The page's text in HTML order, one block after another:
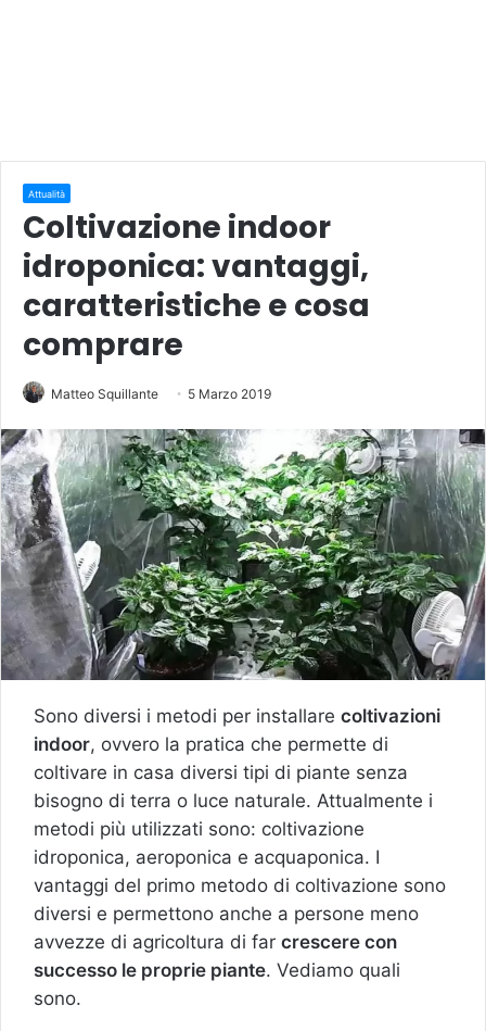
Attualità
Coltivazione indoor
idroponica: vantaggi,
caratteristiche e cosa
comprare
Matteo Squillante 5 Marzo 2019
Sono diversi i metodi per installare coltivazioni
indoor, ovvero la pratica che permette di
coltivare in casa diversi tipi di piante senza
bisogno di terra o luce naturale. Attualmente i
metodi più utilizzati sono: coltivazione
idroponica, aeroponica e acquaponica. I
vantaggi del primo metodo di coltivazione sono
diversi e permettono anche a persone meno
avvezze di agricoltura di far crescere con
successo le proprie piante. Vediamo quali
sono.